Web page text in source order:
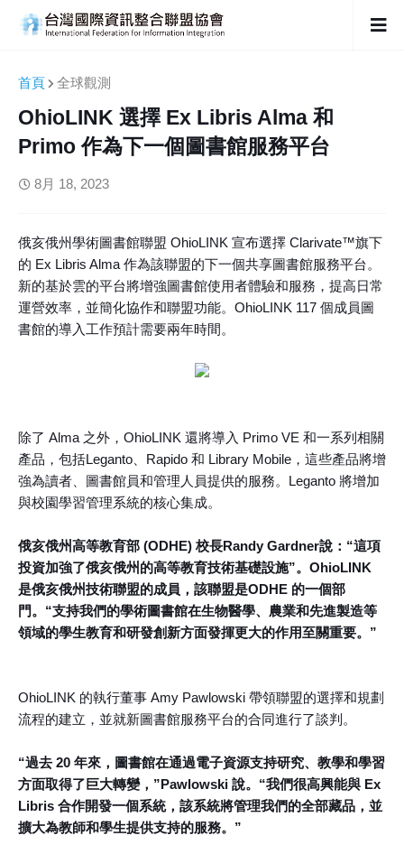
首頁 全球觀測
OhioLINK 選擇 Ex Libris Alma 和
Primo 作為下一個圖書館服務平台
8月 18, 2023
俄亥俄州學術圖書館聯盟 OhioLINK 宣布選擇 Clarivate™旗下
的 Ex Libris Alma 作為該聯盟的下一個共享圖書館服務平台。
新的基於雲的平台將增強圖書館使用者體驗和服務，提高日常
運營效率，並簡化協作和聯盟功能。OhioLINK 117 個成員圖
書館的導入工作預計需要兩年時間。
除了 Alma 之外，OhioLINK 還將導入 Primo VE 和一系列相關
產品，包括Leganto、Rapido 和 Library Mobile，這些產品將增
強為讀者、圖書館員和管理人員提供的服務。Leganto 將增加
與校園學習管理系統的核心集成。
俄亥俄州高等教育部 (ODHE) 校長Randy Gardner說：“這項
投資加強了俄亥俄州的高等教育技術基礎設施”。OhioLINK
是俄亥俄州技術聯盟的成員，該聯盟是ODHE 的一個部
門。“支持我們的學術圖書館在生物醫學、農業和先進製造等
領域的學生教育和研發創新方面發揮更大的作用至關重要。”
OhioLINK 的執行董事 Amy Pawlowski 帶領聯盟的選擇和規劃
流程的建立，並就新圖書館服務平台的合同進行了談判。
“過去 20 年來，圖書館在通過電子資源支持研究、教學和學習
方面取得了巨大轉變，”Pawlowski 說。“我們很高興能與 Ex
Libris 合作開發一個系統，該系統將管理我們的全部藏品，並
擴大為教師和學生提供支持的服務。”